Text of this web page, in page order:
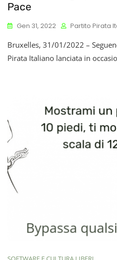
Pace
Gen 31, 2022 Partito Pirata
Bruxelles, 31/01/2022 –
Pirata Italiano lanciata in